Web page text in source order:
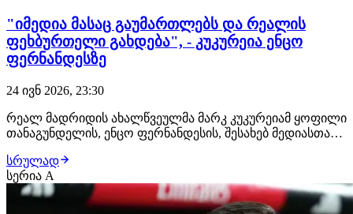
"იმედია მასაც გაუმართლებს და რეალის
ფეხბურთელი გახდება", - კუკურეია ენცო
ფერნანდესზე
24 ივნ 2026, 23:30
რეალ მადრიდის ახალწვეულმა მარკ კუკურეიამ ყოფილი
თანაგუნდელის, ენცო ფერნანდესის, შესახებ მედიასთან
უნდა მომილოცა. ჩელსიში ერთად ძალიან ბედნიერები
ვიყავით და ახლა ორივეს რეალ მადრიდში გადასვლის
შესაძლებლობა გვაქვს... იმედი მაქვს, მასა…
სრულად
სერია A